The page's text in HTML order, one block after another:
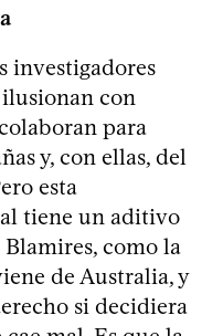
investigadores
con
para
y, con ellas, del
esta
tiene un aditivo
como la
de Australia, y
si decidiera